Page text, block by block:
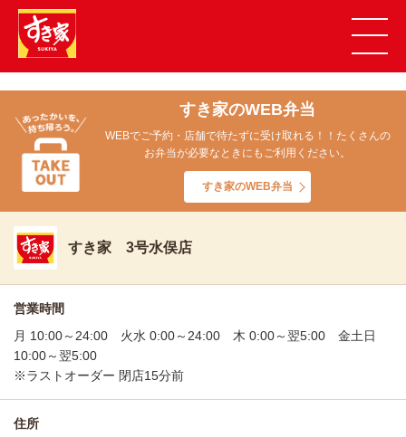
すき家のWEB弁当
WEBでご予約・店舗で待たずに受け取れる！！たくさんの
お弁当が必要なときにもご利用ください。
すき家のWEB弁当
すき家 3号水俣店
営業時間
月 10:00～24:00 火水 0:00～24:00 木 0:00～翌5:00 金土日
10:00～翌5:00
※ラストオーダー 閉店15分前
住所